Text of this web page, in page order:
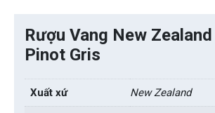
Rượu Vang New
Pinot Gris
Xuất xứ New Zealand